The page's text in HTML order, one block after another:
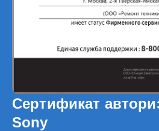
Сертификат
Sony